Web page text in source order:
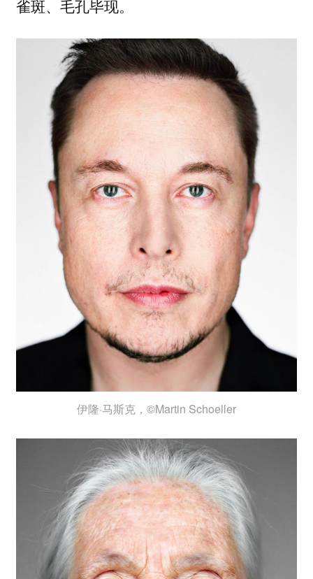
雀斑、毛孔毕现。
伊隆·马斯克，©Martin Schoeller